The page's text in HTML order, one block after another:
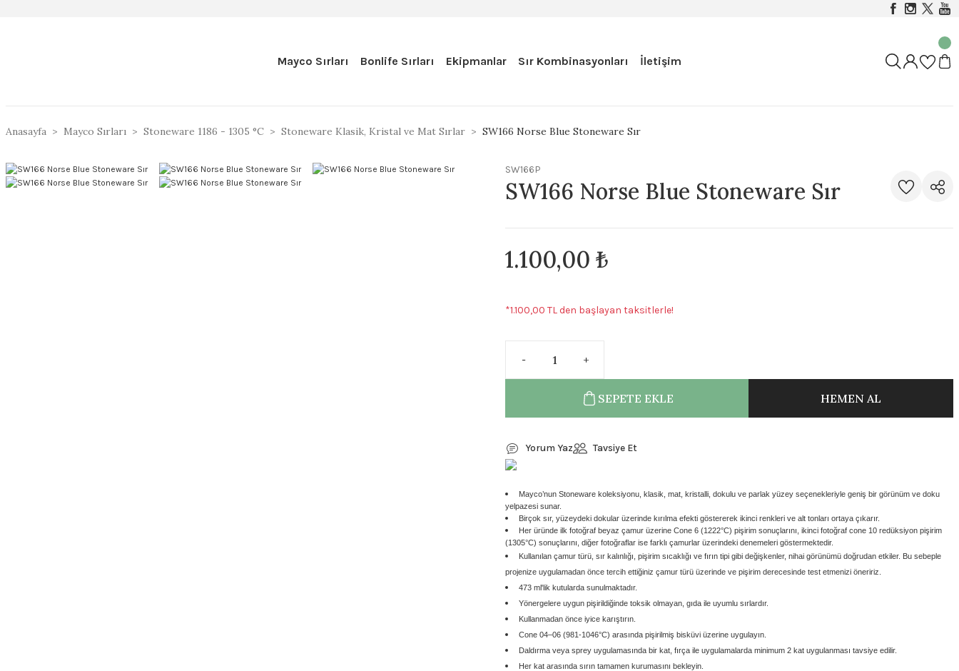
Mayco Sırları Bonlife Sırları Ekipmanlar Sır Kombinasyonları İletişim
Anasayfa Mayco Sırları Stoneware 1186 - 1305 °C Stoneware Klasik, Kristal ve Mat Sırlar SW166 Norse Blue Stoneware Sır
SW166P
SW166 Norse Blue Stoneware Sır
1.100,00 ₺
*1.100,00 TL den başlayan taksitlerle!
SEPETE EKLE HEMEN AL
Yorum Yaz Tavsiye Et
Mayco’nun Stoneware koleksiyonu, klasik, mat, kristalli, dokulu ve parlak yüzey seçenekleriyle geniş bir görünüm ve doku
yelpazesi sunar.
Birçok sır, yüzeydeki dokular üzerinde kırılma efekti göstererek ikinci renkleri ve alt tonları ortaya çıkarır.
Her üründe ilk fotoğraf beyaz çamur üzerine Cone 6 (1222°C) pişirim sonuçlarını, ikinci fotoğraf cone 10 redüksiyon pişirim
(1305°C) sonuçlarını, diğer fotoğraflar ise farklı çamurlar üzerindeki denemeleri göstermektedir.
Kullanılan çamur türü, sır kalınlığı, pişirim sıcaklığı ve fırın tipi gibi değişkenler, nihai görünümü doğrudan etkiler. Bu sebeple
projenize uygulamadan önce tercih ettiğiniz çamur türü üzerinde ve pişirim derecesinde test etmenizi öneririz.
473 ml'lik kutularda sunulmaktadır.
Yönergelere uygun pişirildiğinde toksik olmayan, gıda ile uyumlu sırlardır.
Kullanmadan önce iyice karıştırın.
Cone 04–06 (981-1046°C) arasında pişirilmiş bisküvi üzerine uygulayın.
Daldırma veya sprey uygulamasında bir kat, fırça ile uygulamalarda minimum 2 kat uygulanması tavsiye edilir.
Her kat arasında sırın tamamen kurumasını bekleyin.